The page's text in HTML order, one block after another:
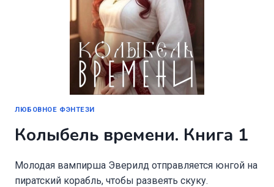
ЛЮБОВНОЕ ФЭНТЕЗИ
Колыбель времени. Книга 1
Молодая вампирша Эверилд отправляется юнгой на
пиратский корабль, чтобы развеять скуку.